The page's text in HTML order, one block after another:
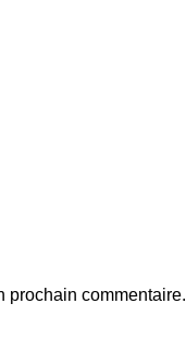
prochain commentaire.